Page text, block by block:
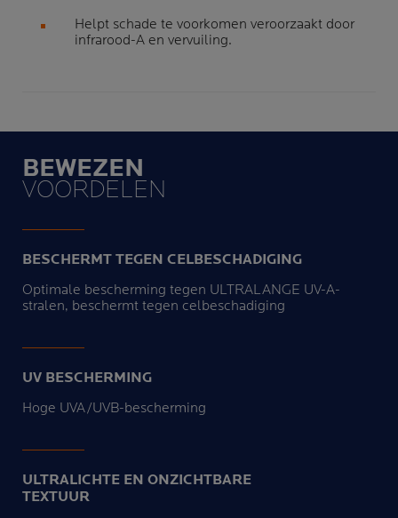
Helpt schade te voorkomen veroorzaakt door
infrarood-A en vervuiling.
BEWEZEN
VOORDELEN
BESCHERMT TEGEN CELBESCHADIGING
Optimale bescherming tegen ULTRALANGE UV-A-
stralen, beschermt tegen celbeschadiging
UV BESCHERMING
Hoge UVA/UVB-bescherming
ULTRALICHTE EN ONZICHTBARE
TEXTUUR